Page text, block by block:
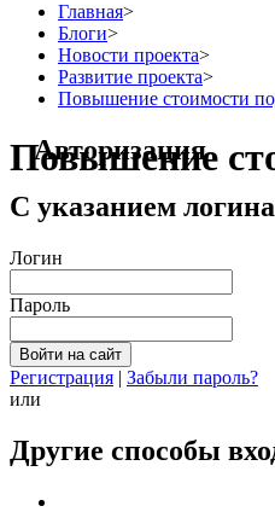
Главная>
Блоги>
Новости проекта>
Развитие проекта>
Повышение стоимости
Повышение
Авторизация
С указанием
Логин
Пароль
Регистрация | Забыли пароль?
или
Другие способы